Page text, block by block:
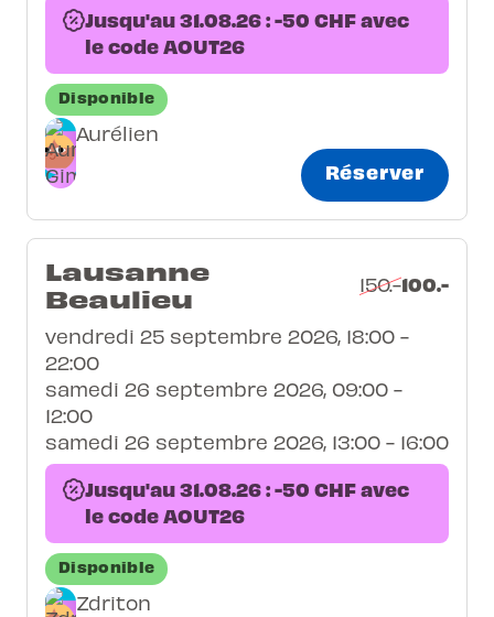
Jusqu'au 31.08.26 : -50 CHF avec
le code AOUT26
Disponible
Aurélien
Réserver
Lausanne
Beaulieu
150.-100.-
vendredi 25 septembre 2026, 18:00 -
22:00
samedi 26 septembre 2026, 09:00 -
12:00
samedi 26 septembre 2026, 13:00 - 16:00
Jusqu'au 31.08.26 : -50 CHF avec
le code AOUT26
Disponible
Zdriton